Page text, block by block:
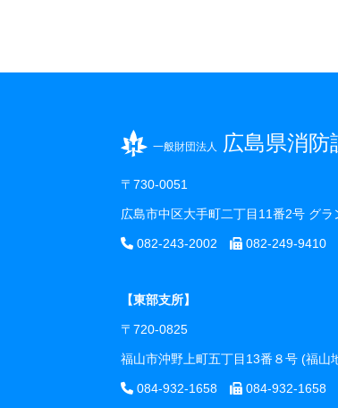
一般財団法人 広島県消防
〒730-0051
広島市中区大手町二丁目11番2号 グ
082-243-2002 082-249-9410
【東部支所】
〒720-0825
福山市沖野上町五丁目13番８号 (福山
084-932-1658 084-932-1658